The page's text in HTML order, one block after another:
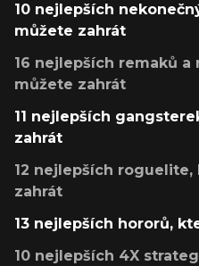
10 nejlepších
můžete zahrát
16 nejlepších remaků
můžete zahrát
11 nejlepších
zahrát
12 nejlepších
zahrát
13 nejlepších hororů,
10 nejlepších 4X